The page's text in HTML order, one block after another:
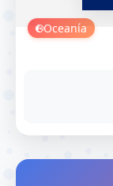
Oceanía